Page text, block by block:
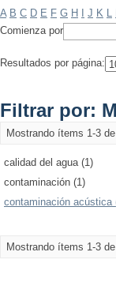
A B C D E F G H J K L
Comienza por
Resultados por página:
Filtrar por:
Mostrando ítems 1-3
calidad del agua (1)
contaminación (1)
contaminación acústica
Mostrando ítems 1-3